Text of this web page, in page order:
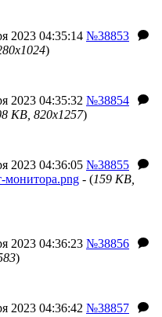
2023 04:35:14 №38853
)
2023 04:35:32 №38854
KB, 820x1257)
2023 04:36:05 №38855
монитора.png - (159 KB,
2023 04:36:23 №38856
)
2023 04:36:42 №38857